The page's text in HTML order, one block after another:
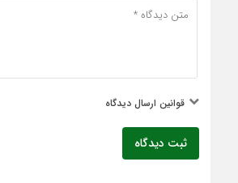
قوانین ارسال دیدگاه
ثبت دیدگاه